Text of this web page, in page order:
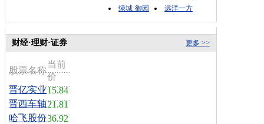
绿城·御园
远洋一方
更多 >>
财经·理财·证券
股票名称
当前
价
晋亿实业15.84
晋西车轴21.81
哈飞股份36.92